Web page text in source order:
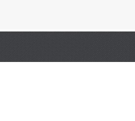
听和公司注册，日本公司